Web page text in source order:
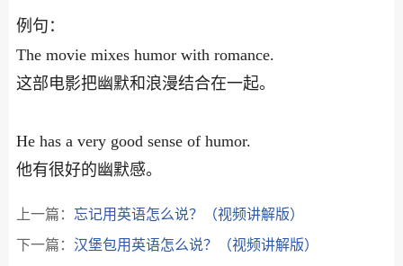
例句：
The movie mixes humor with romance.
这部电影把幽默和浪漫结合在一起。
He has a very good sense of humor.
他有很好的幽默感。
上一篇： 忘记用英语怎么说？（视频讲解版）
下一篇： 汉堡包用英语怎么说？（视频讲解版）